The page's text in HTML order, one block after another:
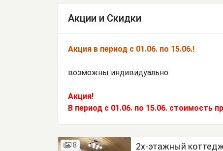
Акции и Скидки
Акция в период с 01.06. по 15.06.!
возможны индивидуально
Акция!
В период с 01.06. по 15.06. стоимость
8 2х-этажный